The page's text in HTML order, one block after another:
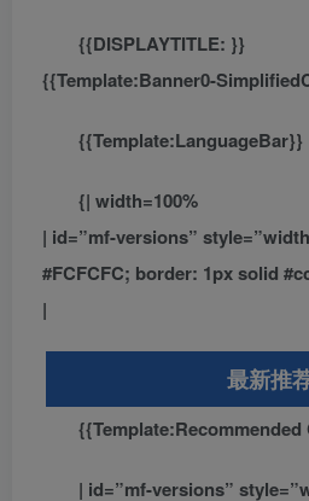
{{DISPLAYTITLE: }}
{{Template:Banner0-
{{Template:LanguageBar}}
{| width=100%
| id=”mf-versions”
#FCFCFC; border: 1px solid
|
最新推
{{Template:Recommended
| id=”mf-versions”